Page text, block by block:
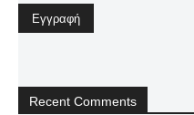
Recent Comments